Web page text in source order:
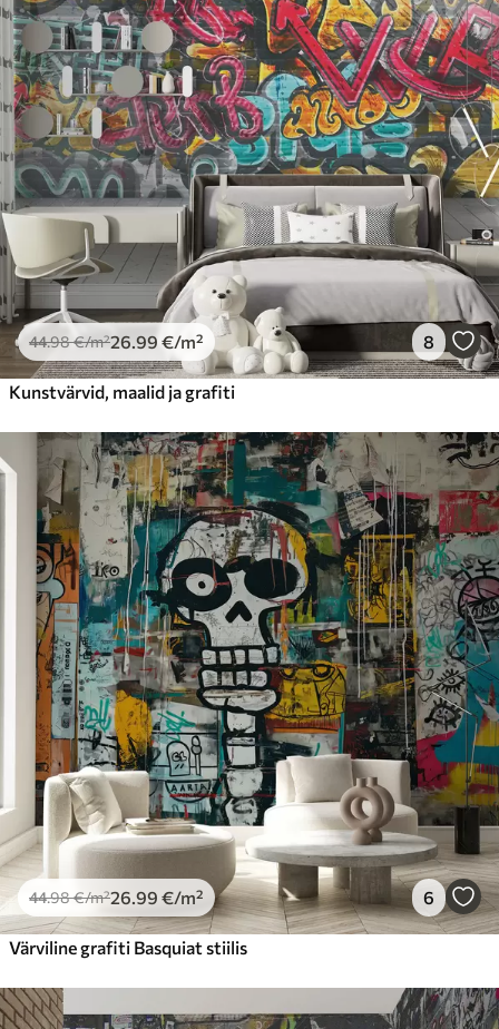
44.98€/m²26 .99 €/m² 8
Kunstvärvid, maalid ja grafiti
44.98€/m²26 .99 €/m² 6
Värviline grafiti Basquiat stiilis